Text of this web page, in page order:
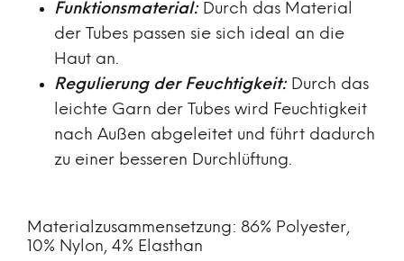
Funktionsmaterial: Durch das Material
der Tubes passen sie sich ideal an die
Haut an.
Regulierung der Feuchtigkeit: Durch das
leichte Garn der Tubes wird Feuchtigkeit
nach Außen abgeleitet und führt dadurch
zu einer besseren Durchlüftung.
Materialzusammensetzung: 86% Polyester,
10% Nylon, 4% Elasthan